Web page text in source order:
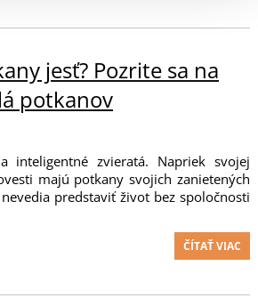
jesť? Pozrite sa na
potkanov
inteligentné zvieratá. Napriek svojej
majú potkany svojich zanietených
predstaviť život bez spoločnosti
ČÍTAŤ VIAC